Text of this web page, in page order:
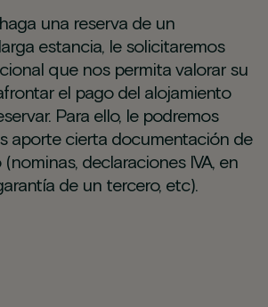
una reserva de un
estancia, le solicitaremos
que nos permita valorar su
el pago del alojamiento
Para ello, le podremos
aporte cierta documentación de
declaraciones IVA, en
de un tercero, etc).